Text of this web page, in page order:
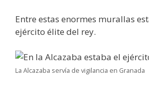
Entre estas enormes murallas
ejército élite del rey.
La Alcazaba servía de vigilancia en Granada